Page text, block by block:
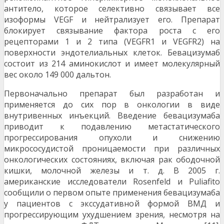
антитело, которое селективно связывает все
изоформы VEGF и нейтрализует его. Препарат
блокирует связывание фактора роста с его
рецепторами 1 и 2 типа (VEGFR1 и VEGFR2) на
поверхности эндотелиальных клеток. Бевацизумаб
состоит из 214 аминокислот и имеет молекулярный
вес около 149 000 дальтон.
Первоначально препарат был разработан и
применяется до сих пор в онкологии в виде
внутривенных инъекций. Введение бевацизумаба
приводит к подавлению метастатического
прогрессирования опухоли и снижению
микрососудистой проницаемости при различных
онкологических состояниях, включая рак ободочной
кишки, молочной железы и т. д. В 2005 г.
американские исследователи Rosenfeld и Puliafito
сообщили о первом опыте применения бевацизумаба
у пациентов с экссудативной формой ВМД и
прогрессирующим ухудшением зрения, несмотря на